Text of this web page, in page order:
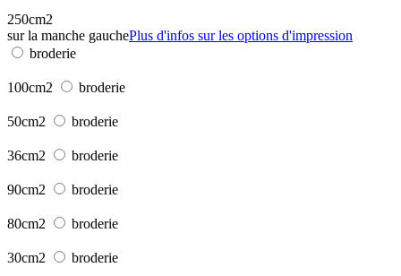
250cm2
sur la manche gauchePlus d'infos sur les options d'impression
broderie
100cm2 broderie
50cm2 broderie
36cm2 broderie
90cm2 broderie
80cm2 broderie
30cm2 broderie